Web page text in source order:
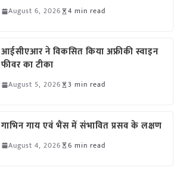
August 6, 2026 4 min read
आईसीएआर ने विकसित किया अफ्रीकी स्वाइन
फीवर का टीका
August 5, 2026 3 min read
गाभिन गाय एवं भैंस में संभावित प्रसव के लक्षण
August 4, 2026 6 min read